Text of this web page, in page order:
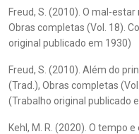
Freud, S. (2010). O mal-estar
Obras completas (Vol. 18).
original publicado em 1930)
Freud, S. (2010). Além do
(Trad.), Obras completas
(Trabalho original publicado
Kehl, M. R. (2020). O tempo